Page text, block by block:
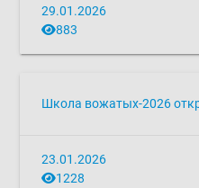
29.01.2026
883
Школа вожатых-2026
23.01.2026
1228